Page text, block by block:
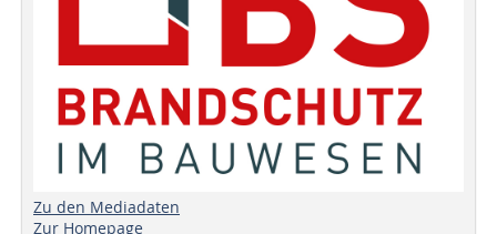
Zu den Mediadaten
Zur Homepage